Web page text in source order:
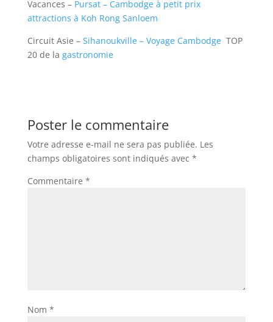
Vacances – Pursat – Cambodge à petit prix
attractions à Koh Rong Sanloem
Circuit Asie – Sihanoukville – Voyage Cambodge TOP
20 de la gastronomie
Poster le commentaire
Votre adresse e-mail ne sera pas publiée. Les
champs obligatoires sont indiqués avec *
Commentaire *
Nom *